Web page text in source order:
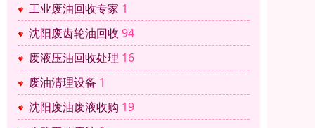
工业废油回收专家 1
沈阳废齿轮油回收 94
废液压油回收处理 16
废油清理设备 1
沈阳废油废液收购 19